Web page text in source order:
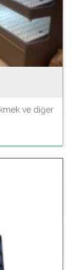
ve diğer